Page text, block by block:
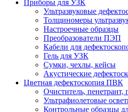
Приборы для УЗК
Ультразвуковые
Толщиномеры
Настроечные образцы
Преобразователи ПЭП
Кабели для
Гель для УЗК
Сумки, чехлы, кейсы
Акустические
Цветная дефектоскопия ПВК
Очиститель, пенетрант,
Ультрафиолетовые
Контрольные образцы